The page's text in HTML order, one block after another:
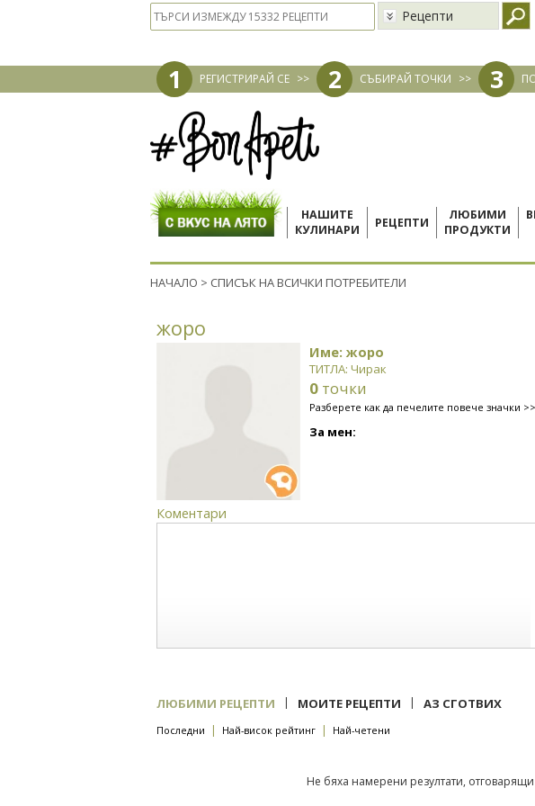
Рецепти
1 РЕГИСТРИРАЙ СЕ >> 2 СЪБИРАЙ ТОЧКИ >> 3
НАШИТЕ
КУЛИНАРИ
РЕЦЕПТИ
ЛЮБИМИ
ПРОДУКТИ
НАЧАЛО > СПИСЪК НА ВСИЧКИ ПОТРЕБИТЕЛИ
жоро
Име: жоро
ТИТЛА: Чирак
0 точки
Разберете как да печелите повече значки >>
За мен:
Коментари
ЛЮБИМИ РЕЦЕПТИ | МОИТЕ РЕЦЕПТИ | АЗ СГОТВИХ
Последни | Най-висок рейтинг | Най-четени
Не бяха намерени резултати,